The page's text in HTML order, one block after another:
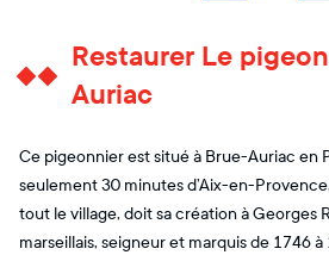
Restaurer Le
Auriac
Ce pigeonnier est situé à Brue-Auriac en
seulement 30 minutes d’Aix-en-
tout le village, doit sa création à Georges
marseillais, seigneur et marquis de 1746